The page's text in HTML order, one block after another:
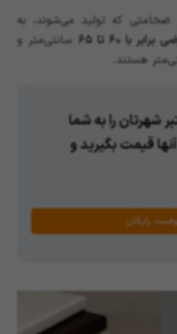
که تولید می‌شوند، به
برابر با ۶۰ تا ۶۵
سانتی‌متر و
هستند.
شهرتان را به شما
قیمت بگیرید و
رایگان